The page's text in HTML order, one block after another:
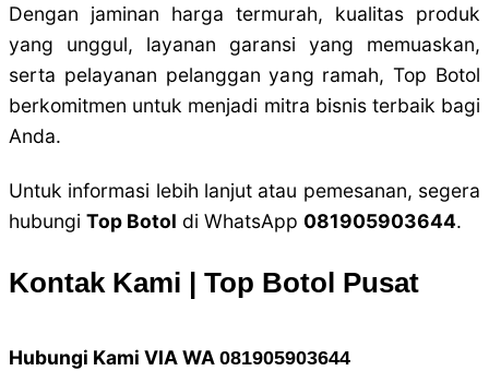
Dengan jaminan harga termurah, kualitas produk
yang unggul, layanan garansi yang memuaskan,
serta pelayanan pelanggan yang ramah, Top Botol
berkomitmen untuk menjadi mitra bisnis terbaik bagi
Anda.
Untuk informasi lebih lanjut atau pemesanan, segera
hubungi Top Botol di WhatsApp 081905903644.
Kontak Kami | Top Botol Pusat
Hubungi Kami VIA WA 081905903644